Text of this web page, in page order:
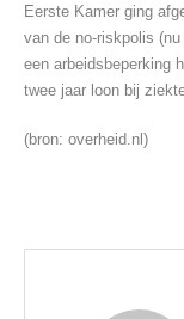
Eerste Kamer ging
van de no-riskpolis
een arbeidsbeperking
twee jaar loon bij
(bron: overheid.nl)